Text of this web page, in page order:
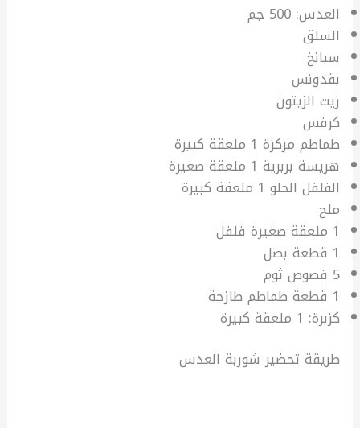
العدس: 500 جم
السلق
سبانخ
بقدونس
زيت الزيتون
كرفس
طماطم مركزة 1 ملعقة كبيرة
هريسة بربرية 1 ملعقة صغيرة
الفلفل الحلو 1 ملعقة كبيرة
ملح
1 ملعقة صغيرة فلفل
1 قطعة بصل
5 فصوص ثوم
1 قطعة طماطم طازجة
كزبرة: 1 ملعقة كبيرة
طريقة تحضير شوربة العدس